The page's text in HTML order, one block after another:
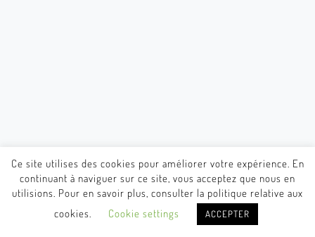
Ce site utilises des cookies pour améliorer votre expérience. En
continuant à naviguer sur ce site, vous acceptez que nous en
utilisions. Pour en savoir plus, consulter la politique relative aux
cookies.
Cookie settings ACCEPTER